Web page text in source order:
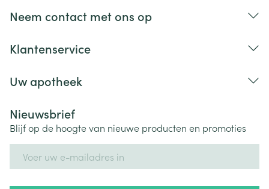
Neem contact met ons op
Klantenservice
Uw apotheek
Nieuwsbrief
Blijf op de hoogte van nieuwe producten en promoties